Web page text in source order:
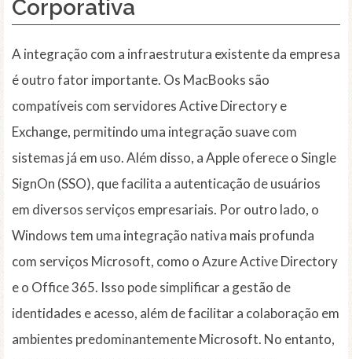
Corporativa
A integração com a infraestrutura existente da empresa
é outro fator importante. Os MacBooks são
compatíveis com servidores Active Directory e
Exchange, permitindo uma integração suave com
sistemas já em uso. Além disso, a Apple oferece o Single
SignOn (SSO), que facilita a autenticação de usuários
em diversos serviços empresariais. Por outro lado, o
Windows tem uma integração nativa mais profunda
com serviços Microsoft, como o Azure Active Directory
e o Office 365. Isso pode simplificar a gestão de
identidades e acesso, além de facilitar a colaboração em
ambientes predominantemente Microsoft. No entanto,